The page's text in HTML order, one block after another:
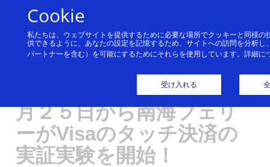
【日本初】 鉄道×船舶
Visaのタッチ決済を用い
た乗り継ぎ環境の提供 ３
月２５日から南海フェリ
ーがVisaのタッチ決済の
実証実験を開始！
Cookie
私たちは、ウェブサイトを提供するために必要な場所でクッキーと同様
供できるように、あなたの設定を記憶するため、サイトへの訪問を分析
パートナーを含む）を可能にするためにそれらを使用しています。詳細に
受け入れる